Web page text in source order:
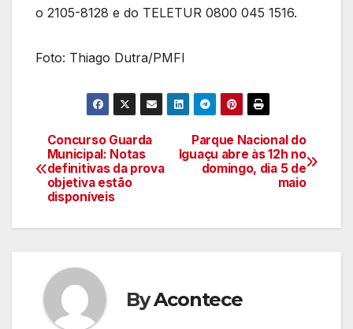
o 2105-8128 e do TELETUR 0800 045 1516.
Foto: Thiago Dutra/PMFI
Navegação
de
artigos
Parque Nacional do
Iguaçu abre às 12h no
domingo, dia 5 de
maio
Concurso Guarda
Municipal: Notas
definitivas da prova
objetiva estão
disponíveis
ByAcontece